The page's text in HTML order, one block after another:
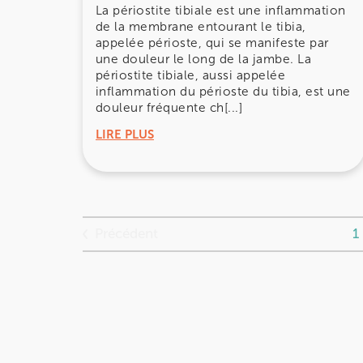
La périostite tibiale est une inflammation
de la membrane entourant le tibia,
appelée périoste, qui se manifeste par
une douleur le long de la jambe. La
périostite tibiale, aussi appelée
inflammation du périoste du tibia, est une
douleur fréquente ch[...]
LIRE PLUS
1
28 Rue Velpeau 92160 Antony
28 Rue Velpeau 92160 Antony
01 76 21 71 41
Prenez RDV sur
Prenez RDV sur
74 Bd Haussmann 75008 Paris
01 44 71 93 74